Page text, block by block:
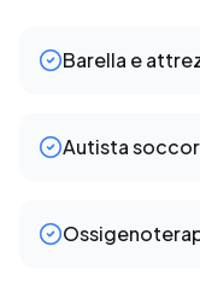
Barella e
Autista